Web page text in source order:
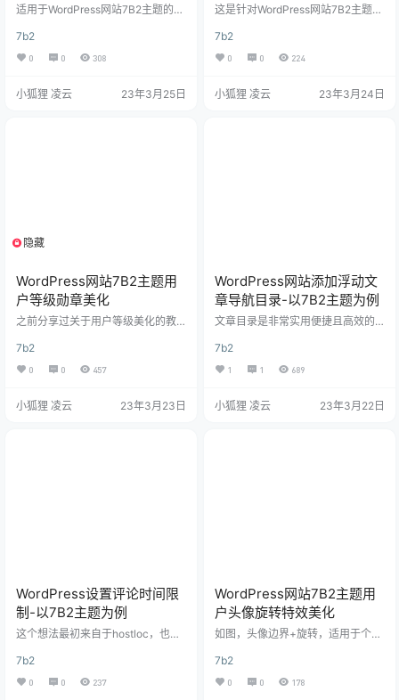
适用于WordPress网站7B2主题的登
程 1.放置js代码 有子主题就放在chil
d.js文件中 $(function(){ /*弹窗登录
效果-www.xiaohuli.vip*/ $("#login
ss("b2-radius"); $('.log…
7b2
0 0 308
小狐狸 凌云 23年3月25日
这是针对WordPress网站7B2主题的
大家直接查看本站即可 设置教程 教
程很简单（难的我也不会），在npc
ink那里搬运的，可惜其他的b2主题
至主题根目录下的style.css文件底
7b2
0 0 224
小狐狸 凌云 23年3月24日
隐藏
WordPress网站7B2主题用
户等级勋章美化
之前分享过关于用户等级美化的教
Press网站7B2主题用户等级勋章美
化，仅测试过7B2主题，其他主题自
测！ 一、效果演示 适用于网站评论
代码教程 1.实现思路 LV等级，是判
7b2
0 0 457
小狐狸 凌云 23年3月23日
WordPress网站添加浮动文
章导航目录-以7B2主题为例
文章目录是非常实用便捷且高效的
个非常重要的方面，wpjam插件的
目录功能，今天就给大家分享一下
免插件实现“WordPress网站添加浮
一、效果演示 二、代码教程 1.functi
7b2
1 1 689
小狐狸 凌云 23年3月22日
WordPress设置评论时间限
制-以7B2主题为例
这个想法最初来自于hostloc，也就
啥呢？但是随着后面发现部分用户
太过活跃，另外还可能出现被人恶
意刷一堆垃圾评论。权衡再三，准
7b2
0 0 237
WordPress网站7B2主题用
户头像旋转特效美化
如图，头像边界+旋转，适用于个人
哨（可能只适用于WordPress网站7
B2主题的美化） 美化代码 放在b2/A
ssets/fontend/style.css文件底部即
7b2
0 0 178